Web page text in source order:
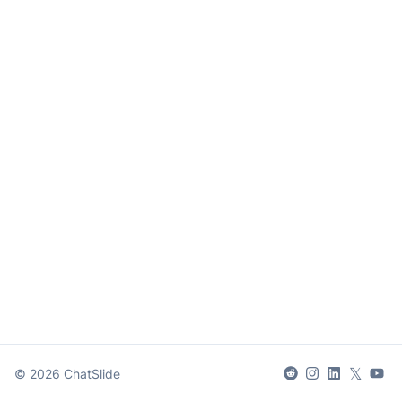
© 2026 ChatSlide 𝕏